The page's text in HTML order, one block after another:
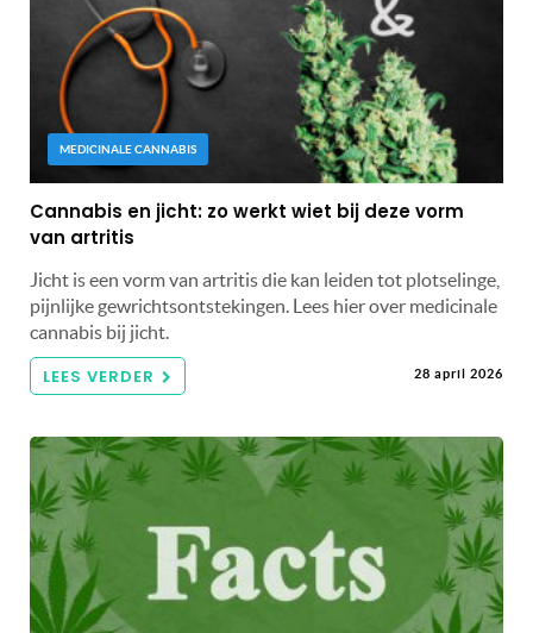
MEDICINALE CANNABIS
Cannabis en jicht: zo werkt wiet bij deze vorm
van artritis
Jicht is een vorm van artritis die kan leiden tot plotselinge,
pijnlijke gewrichtsontstekingen. Lees hier over medicinale
cannabis bij jicht.
LEES VERDER 28 april 2026